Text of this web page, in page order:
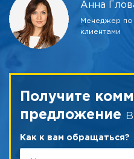
Анна
Менеджер по
клиентами
Получите
предложение
Как к вам обращаться?